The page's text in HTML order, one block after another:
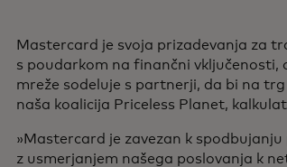
Mastercard je svoja prizadevanja za
s poudarkom na finančni vključenosti,
mreže sodeluje s partnerji, da bi na
naša koalicija Priceless Planet,
»Mastercard je zavezan k
z usmerjanjem našega poslovanja k